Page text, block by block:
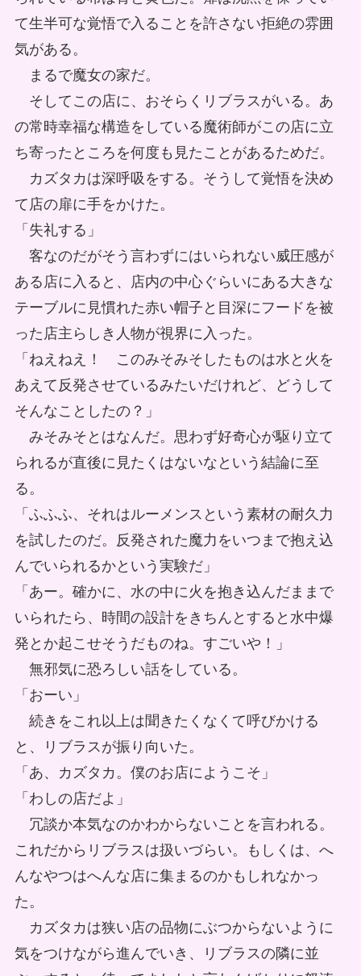
て生半可な覚悟で入ることを許さない拒絶の雰囲
気がある。
まるで魔女の家だ。
そしてこの店に、おそらくリブラスがいる。あ
の常時幸福な構造をしている魔術師がこの店に立
ち寄ったところを何度も見たことがあるためだ。
カズタカは深呼吸をする。そうして覚悟を決め
て店の扉に手をかけた。
「失礼する」
客なのだがそう言わずにはいられない威圧感が
ある店に入ると、店内の中心ぐらいにある大きな
テーブルに見慣れた赤い帽子と目深にフードを被
った店主らしき人物が視界に入った。
「ねえねえ！ このみそみそしたものは水と火を
あえて反発させているみたいだけれど、どうして
そんなことしたの？」
みそみそとはなんだ。思わず好奇心が駆り立て
られるが直後に見たくはないなという結論に至
る。
「ふふふ、それはルーメンスという素材の耐久力
を試したのだ。反発された魔力をいつまで抱え込
んでいられるかという実験だ」
「あー。確かに、水の中に火を抱き込んだままで
いられたら、時間の設計をきちんとすると水中爆
発とか起こせそうだものね。すごいや！」
無邪気に恐ろしい話をしている。
「おーい」
続きをこれ以上は聞きたくなくて呼びかける
と、リブラスが振り向いた。
「あ、カズタカ。僕のお店にようこそ」
「わしの店だよ」
冗談か本気なのかわからないことを言われる。
これだからリブラスは扱いづらい。もしくは、へ
んなやつはへんな店に集まるのかもしれなかっ
た。
カズタカは狭い店の品物にぶつからないように
気をつけながら進んでいき、リブラスの隣に並